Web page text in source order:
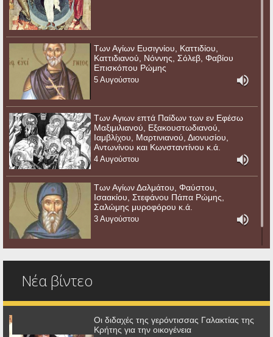
Των Αγίων Ευσιγνίου, Καττιδίου,
Καττιδιανού, Νόννης, Σόλεβ, Φαβίου
Επισκόπου Ρώμης
5 Αυγούστου
Των Αγιων επτά Παίδων των εν Εφέσω
Μαξιμιλιανού, Εξακουστωδιανού,
Ιαμβλίχου, Μαρτινιανού, Διονυσίου,
Αντωνίνου και Κωνσταντίνου κ.ά.
4 Αυγούστου
Των Αγίων Δαλμάτου, Φαύστου,
Ισαακίου, Στεφάνου Πάπα Ρώμης,
Σαλώμης μυροφόρου κ.ά.
3 Αυγούστου
Νέα βίντεο
Οι διδαχές της γερόντισσας Γαλακτίας της
Κρήτης για την οικογένεια